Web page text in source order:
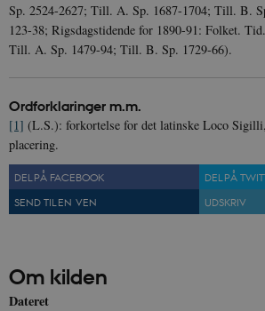
Sp. 2524-2627; Till. A. Sp. 1687-1704; Till. B.
123-38; Rigsdagstidende for 1890-91: Folket.
Till. A. Sp. 1479-94; Till. B. Sp. 1729-66).
Ordforklaringer m.m.
[1] (L.S.): forkortelse for det latinske Loco
placering.
DEL PÅ FACEBOOK
DEL PÅ
SEND TIL EN VEN
UDSKRIV
Om kilden
Dateret